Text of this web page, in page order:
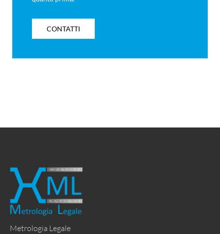
CONTATTI
Metrologia Legale